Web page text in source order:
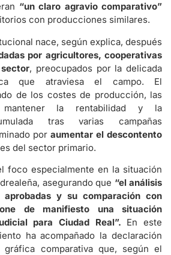
“un claro agravio comparativo”
con producciones similares.
nace, según explica, después
por agricultores, cooperativas
, preocupados por la delicada
que atraviesa el campo. El
de los costes de producción, las
mantener la rentabilidad y la
tras varias campañas
por aumentar el descontento
del sector primario.
foco especialmente en la situación
asegurando que “el análisis
y su comparación con
de manifiesto una situación
para Ciudad Real”. En este
ha acompañado la declaración
gráfica comparativa que, según el